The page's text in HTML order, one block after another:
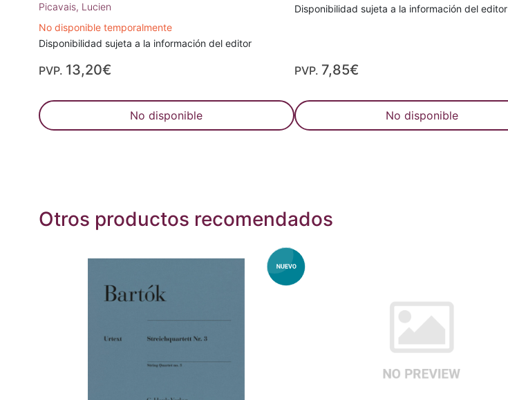
Picavais, Lucien
No disponible temporalmente
Disponibilidad sujeta a la información del editor
PVP. 13,20€
No disponible
Disponibilidad sujeta a la información del editor
PVP. 7,85€
No disponible
Otros productos recomendados